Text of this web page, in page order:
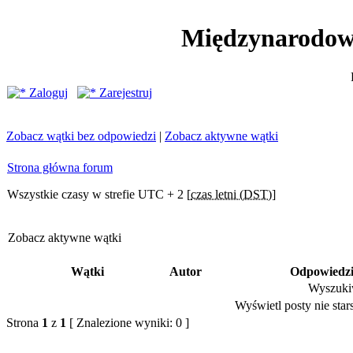
Zaloguj
Zarejestruj
Zobacz wątki bez odpowiedzi | Zobacz aktywne wątki
Strona główna forum
Wszystkie czasy w strefie UTC + 2 [czas letni (DST)]
Zobacz aktywne wątki
Wątki Autor
Wyświetl posty nie
Strona 1 z 1 [ Znalezione wyniki: 0 ]